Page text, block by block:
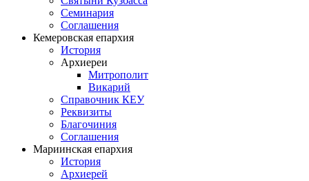
Семинария
Соглашения
Кемеровская епархия
История
Архиереи
Митрополит
Викарий
Справочник КЕУ
Реквизиты
Благочиния
Соглашения
Мариинская епархия
История
Архиерей